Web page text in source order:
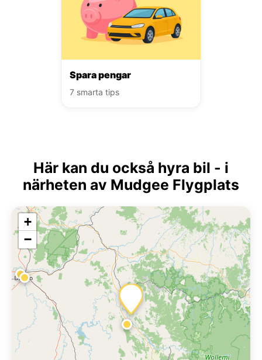
Spara pengar
7 smarta tips
Här kan du också hyra bil - i
närheten av Mudgee Flygplats
+
−